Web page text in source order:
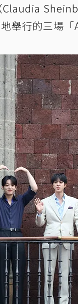
舉行的三場「